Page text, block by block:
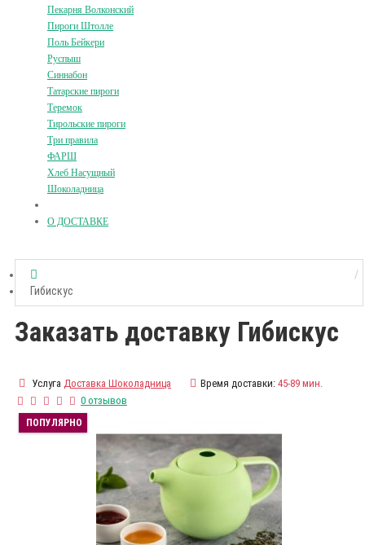
Пекарня Волконский
Пироги Штолле
Поль Бейкери
Руспыш
Синнабон
Татарские пироги
Теремок
Тирольские пироги
Три правила
ФАРШ
Хлеб Насущный
Шоколадница
О ДОСТАВКЕ
Гибискус
Заказать доставку Гибискус
Услуга Доставка Шоколадница Время доставки: 45-89 мин.
0 отзывов
ПОПУЛЯРНО